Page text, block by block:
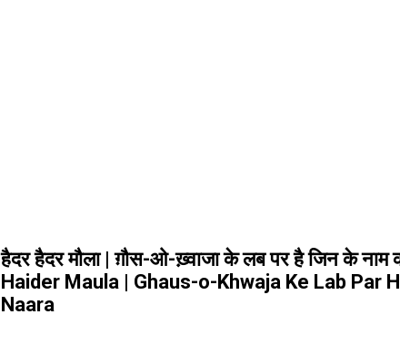
हैदर हैदर मौला | ग़ौस-ओ-ख़्वाजा के लब पर है जिन के नाम
Haider Maula | Ghaus-o-Khwaja Ke Lab Par
Naara